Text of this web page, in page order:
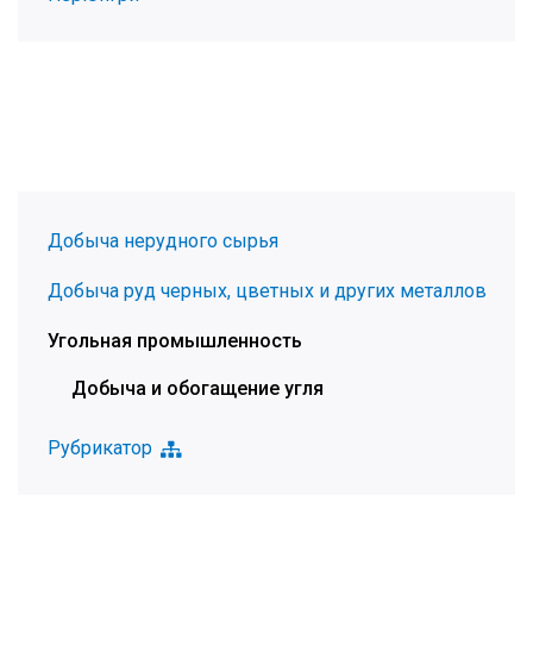
Добыча нерудного сырья
Добыча руд черных, цветных и других металлов
Угольная промышленность
Добыча и обогащение угля
Рубрикатор